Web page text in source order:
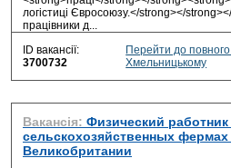
логістиці Євросоюзу.</strong></
працівники д...
ID вакансії:
3700732
Перейти до повного
Хмельницькому
Вакансія: Физический работник
сельскохозяйственных фермах
Великобритании